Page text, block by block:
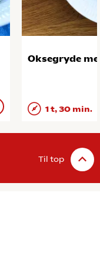
Oksegryde
1 t, 30 min.
Til top